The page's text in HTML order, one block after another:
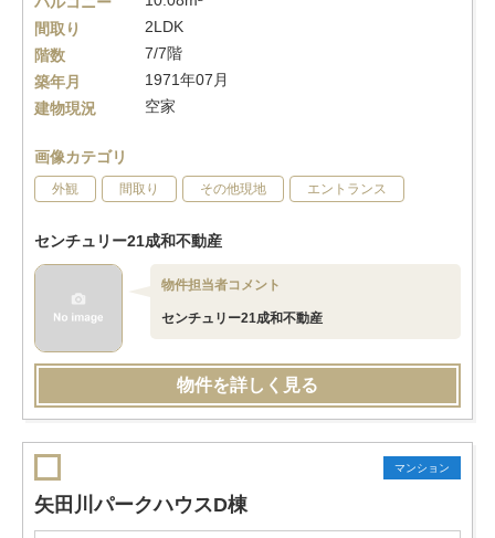
間取り
2LDK
階数
7/7階
築年月
1971年07月
建物現況
空家
画像カテゴリ
外観 間取り その他現地 エントランス
センチュリー21成和不動産
物件担当者コメント
センチュリー21成和不動産
物件を詳しく見る
マンション
矢田川パークハウスD棟